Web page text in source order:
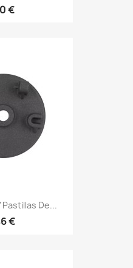
€
Pastillas De...
€